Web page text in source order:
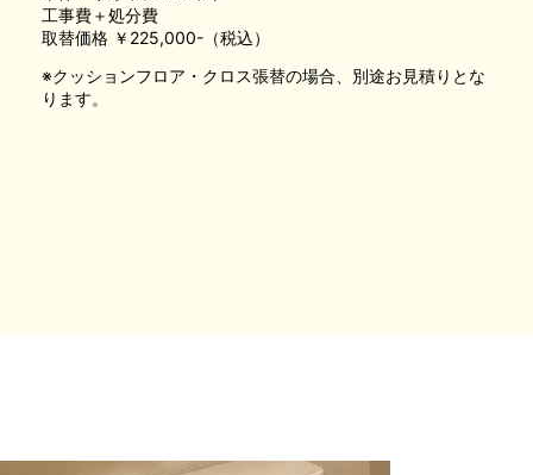
※クッションフロア・クロス張替の場合、別途お見積りとな
ります。
工事費＋処分費
取替価格 ￥225,000-（税込）